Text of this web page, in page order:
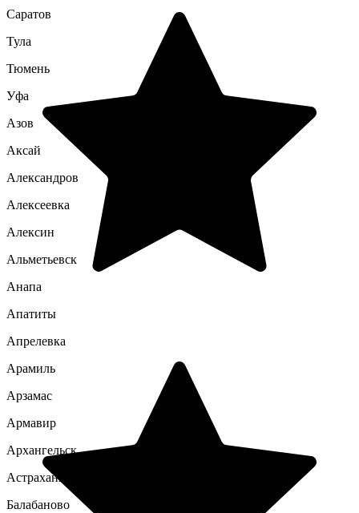
Саратов
Тула
Тюмень
Уфа
Азов
Аксай
Александров
Алексеевка
Алексин
Альметьевск
Анапа
Апатиты
Апрелевка
Арамиль
Арзамас
Армавир
Архангельск
Астрахань
Балабаново